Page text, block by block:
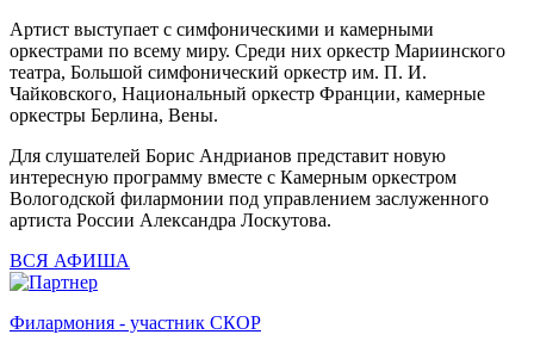
Артист выступает с симфоническими и камерными
оркестрами по всему миру. Среди них оркестр Мариинского
театра, Большой симфонический оркестр им. П. И.
Чайковского, Национальный оркестр Франции, камерные
оркестры Берлина, Вены.
Для слушателей Борис Андрианов представит новую
интересную программу вместе с Камерным оркестром
Вологодской филармонии под управлением заслуженного
артиста России Александра Лоскутова.
ВСЯ АФИША
Филармония - участник СКОР